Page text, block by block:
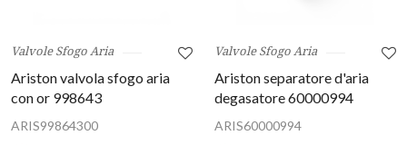
Valvole Sfogo Aria
Ariston valvola sfogo aria
con or 998643
ARIS99864300
Valvole Sfogo Aria
Ariston separatore d'aria
degasatore 60000994
ARIS60000994